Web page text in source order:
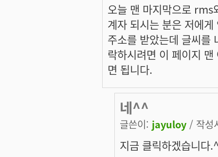
오늘 맨 마지막으로 rms
계자 되시는 분은 저에
주소를 받았는데 글씨를
락하시려면 이 페이지
면 됩니다.
네^^
글쓴이: jayuloy / 작성
지금 클릭하겠습니다